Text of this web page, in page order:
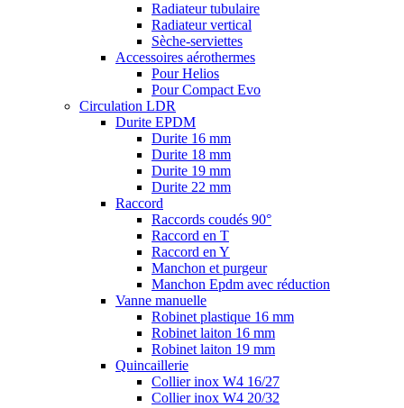
Radiateur tubulaire
Radiateur vertical
Sèche-serviettes
Accessoires aérothermes
Pour Helios
Pour Compact Evo
Circulation LDR
Durite EPDM
Durite 16 mm
Durite 18 mm
Durite 19 mm
Durite 22 mm
Raccord
Raccords coudés 90°
Raccord en T
Raccord en Y
Manchon et purgeur
Manchon Epdm avec réduction
Vanne manuelle
Robinet plastique 16 mm
Robinet laiton 16 mm
Robinet laiton 19 mm
Quincaillerie
Collier inox W4 16/27
Collier inox W4 20/32